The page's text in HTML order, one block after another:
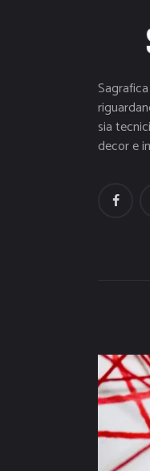
sia
decor e